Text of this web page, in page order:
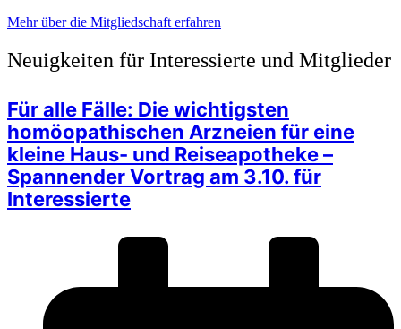
Mehr über die Mitgliedschaft erfahren
Neuigkeiten für Interessierte und Mitglieder
Für alle Fälle: Die wichtigsten
homöopathischen Arzneien für eine
kleine Haus- und Reiseapotheke –
Spannender Vortrag am 3.10. für
Interessierte